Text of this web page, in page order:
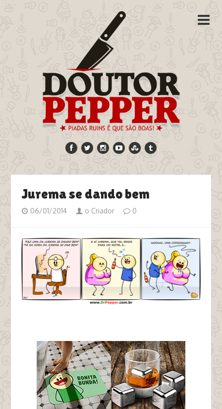
Jurema se dando bem
06/01/2014 o Criador 0